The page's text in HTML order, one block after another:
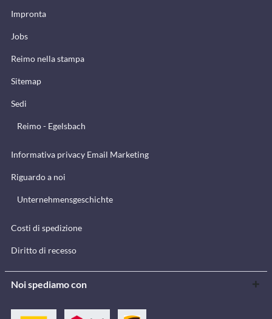
Impronta
Jobs
Reimo nella stampa
Sitemap
Sedi
Reimo - Egelsbach
Informativa privacy Email Marketing
Riguardo a noi
Unternehmensgeschichte
Costi di spedizione
Diritto di recesso
Noi spediamo con